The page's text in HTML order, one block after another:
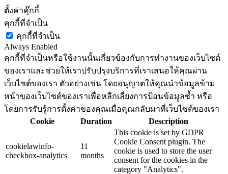
ตั้งค่าคุ๊กกี้
คุกกี้ที่จำเป็น
คุกกี้ที่จำเป็น
Always Enabled
คุกกี้ที่จำเป็นหรือใช้งานนั้นเกี่ยวข้องกับการทำงานของเว็บไซต์
ของเราและช่วยให้เราปรับปรุงบริการที่เราเสนอให้คุณผ่าน
เว็บไซต์ของเรา ตัวอย่างเช่น โดยอนุญาตให้คุณนำข้อมูลข้าม
หน้าของเว็บไซต์ของเราเพื่อหลีกเลี่ยงการป้อนข้อมูลซ้ำ หรือ
โดยการรับรู้การตั้งค่าของคุณเมื่อคุณกลับมาที่เว็บไซต์ของเรา
Cookie
Duration Description
cookielawinfo-
checkbox-analytics
11
months
This cookie is set by GDPR
Cookie Consent plugin. The
cookie is used to store the user
consent for the cookies in the
category "Analytics".